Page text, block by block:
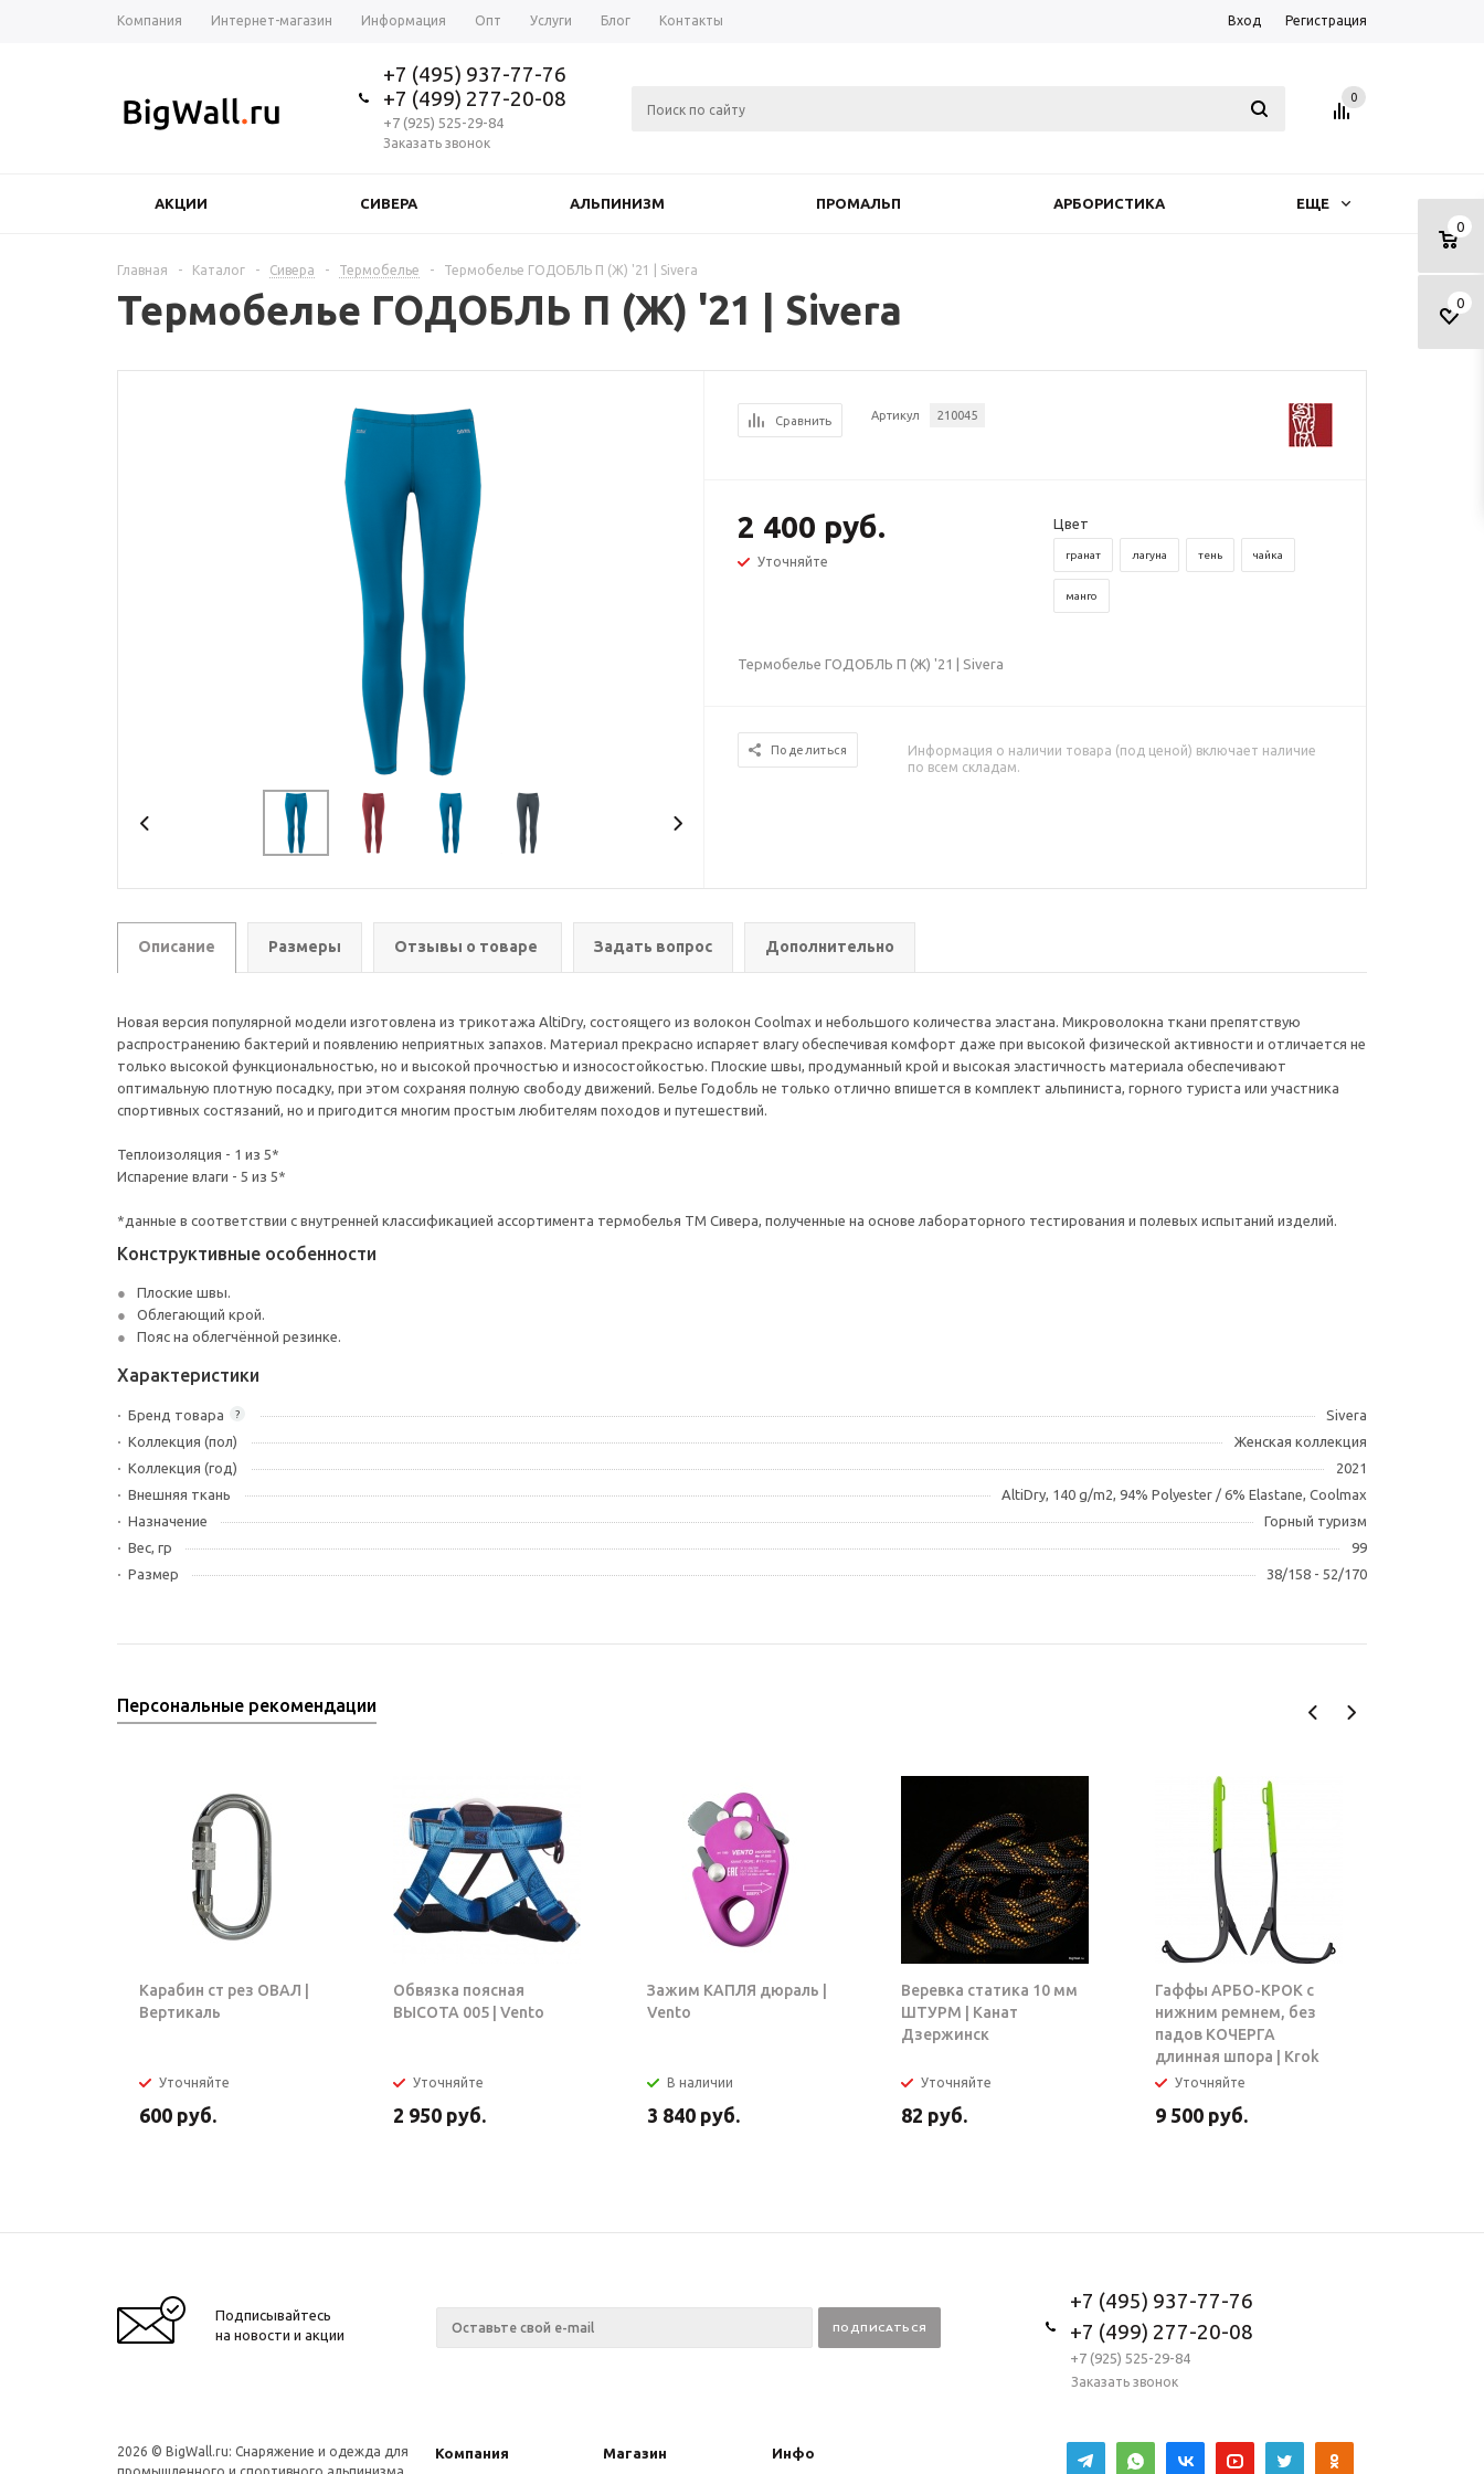
Компания Интернет-магазин Информация Опт Услуги Блог Контакты Вход Регистрация
+7 (495) 937-77-76
+7 (499) 277-20-08
+7 (925) 525-29-84
Заказать звонок
0
0
0
АКЦИИ СИВЕРА АЛЬПИНИЗМ ПРОМАЛЬП АРБОРИСТИКА ЕЩЕ
Главная - Каталог - Сивера - Термобелье - Термобелье ГОДОБЛЬ П (Ж) '21 | Sivera
Термобелье ГОДОБЛЬ П (Ж) '21 | Sivera
Сравнить Артикул 210045
2 400 руб.
Уточняйте
Цвет
гранат лагуна тень чайка
манго
Термобелье ГОДОБЛЬ П (Ж) '21 | Sivera
Поделиться
Информация о наличии товара (под ценой) включает наличие
по всем складам.
Описание Размеры Отзывы о товаре Задать вопрос Дополнительно
Новая версия популярной модели изготовлена из трикотажа AltiDry, состоящего из волокон Coolmax и небольшого количества эластана. Микроволокна ткани препятствую
распространению бактерий и появлению неприятных запахов. Материал прекрасно испаряет влагу обеспечивая комфорт даже при высокой физической активности и отличается не
только высокой функциональностью, но и высокой прочностью и износостойкостью. Плоские швы, продуманный крой и высокая эластичность материала обеспечивают
оптимальную плотную посадку, при этом сохраняя полную свободу движений. Белье Годобль не только отлично впишется в комплект альпиниста, горного туриста или участника
спортивных состязаний, но и пригодится многим простым любителям походов и путешествий.
Теплоизоляция - 1 из 5*
Испарение влаги - 5 из 5*
*данные в соответствии с внутренней классификацией ассортимента термобелья ТМ Сивера, полученные на основе лабораторного тестирования и полевых испытаний изделий.
Конструктивные особенности
Плоские швы.
Облегающий крой.
Пояс на облегчённой резинке.
Характеристики
?
Бренд товара
Sivera
Коллекция (пол)
Женская коллекция
Коллекция (год)
2021
Внешняя ткань
AltiDry, 140 g/m2, 94% Polyester / 6% Elastane, Coolmax
Назначение
Горный туризм
Вес, гр
99
Размер
38/158 - 52/170
Персональные рекомендации
Карабин ст рез ОВАЛ |
Вертикаль
Уточняйте
600 руб.
Обвязка поясная
ВЫСОТА 005 | Vento
Уточняйте
2 950 руб.
Зажим КАПЛЯ дюраль |
Vento
В наличии
3 840 руб.
Веревка статика 10 мм
ШТУРМ | Канат
Дзержинск
Уточняйте
82 руб.
Гаффы АРБО-КРОК с
нижним ремнем, без
падов КОЧЕРГА
длинная шпора | Krok
Уточняйте
9 500 руб.
Подписывайтесь
на новости и акции
+7 (495) 937-77-76
+7 (499) 277-20-08
+7 (925) 525-29-84
Заказать звонок
2026 © BigWall.ru: Снаряжение и одежда для
Компания Магазин Инфо